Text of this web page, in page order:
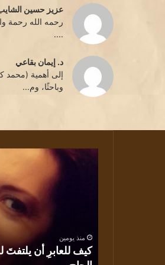
عزيز حسين
رحمه الله رحمة
....
د. إيمان بقاعي
إلى أهمية (محمد
وباحثًا، وم...
باقة
منذ يومين